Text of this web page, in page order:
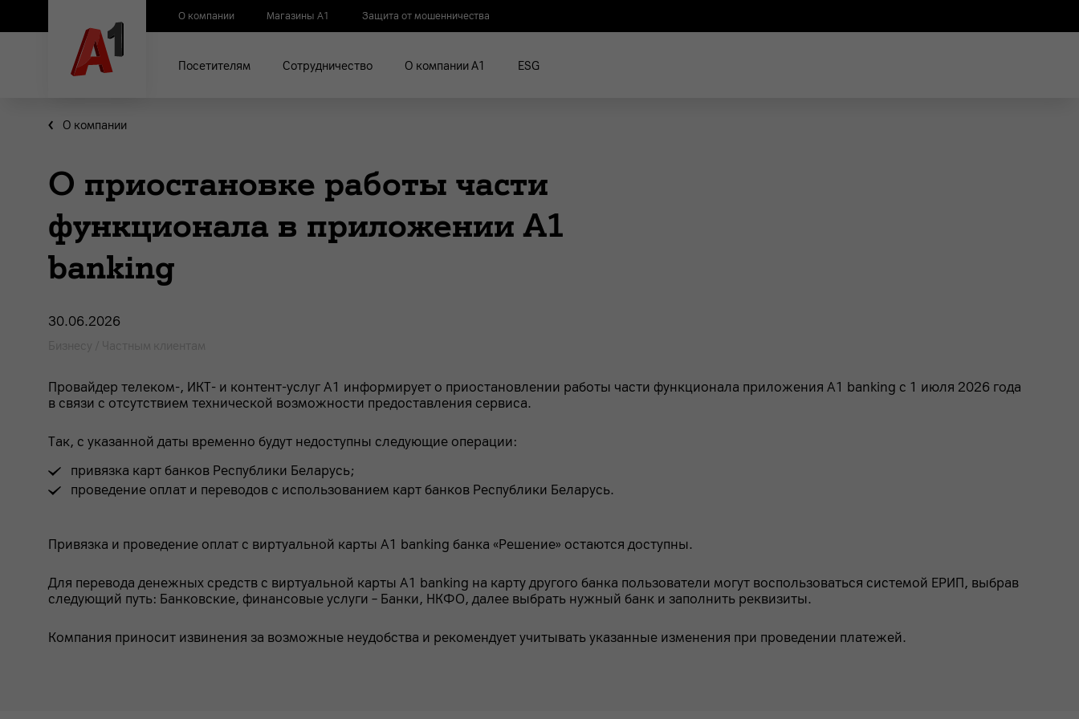
О компании Магазины А1 Защита от мошенничества
Посетителям Сотрудничество О компании А1 ESG
О компании
О приостановке работы части
функционала в приложении A1
banking
30.06.2026
Провайдер телеком-, ИКТ- и контент-услуг А1 информирует о приостановлении работы части функционала приложения A1 banking с 1 июля 2026 года
в связи с отсутствием технической возможности предоставления сервиса.
Так, с указанной даты временно будут недоступны следующие операции:
привязка карт банков Республики Беларусь;
проведение оплат и переводов с использованием карт банков Республики Беларусь.
Привязка и проведение оплат с виртуальной карты A1 banking банка «Решение» остаются доступны.
Для перевода денежных средств с виртуальной карты A1 banking на карту другого банка пользователи могут воспользоваться системой ЕРИП, выбрав
следующий путь: Банковские, финансовые услуги – Банки, НКФО, далее выбрать нужный банк и заполнить реквизиты.
Компания приносит извинения за возможные неудобства и рекомендует учитывать указанные изменения при проведении платежей.